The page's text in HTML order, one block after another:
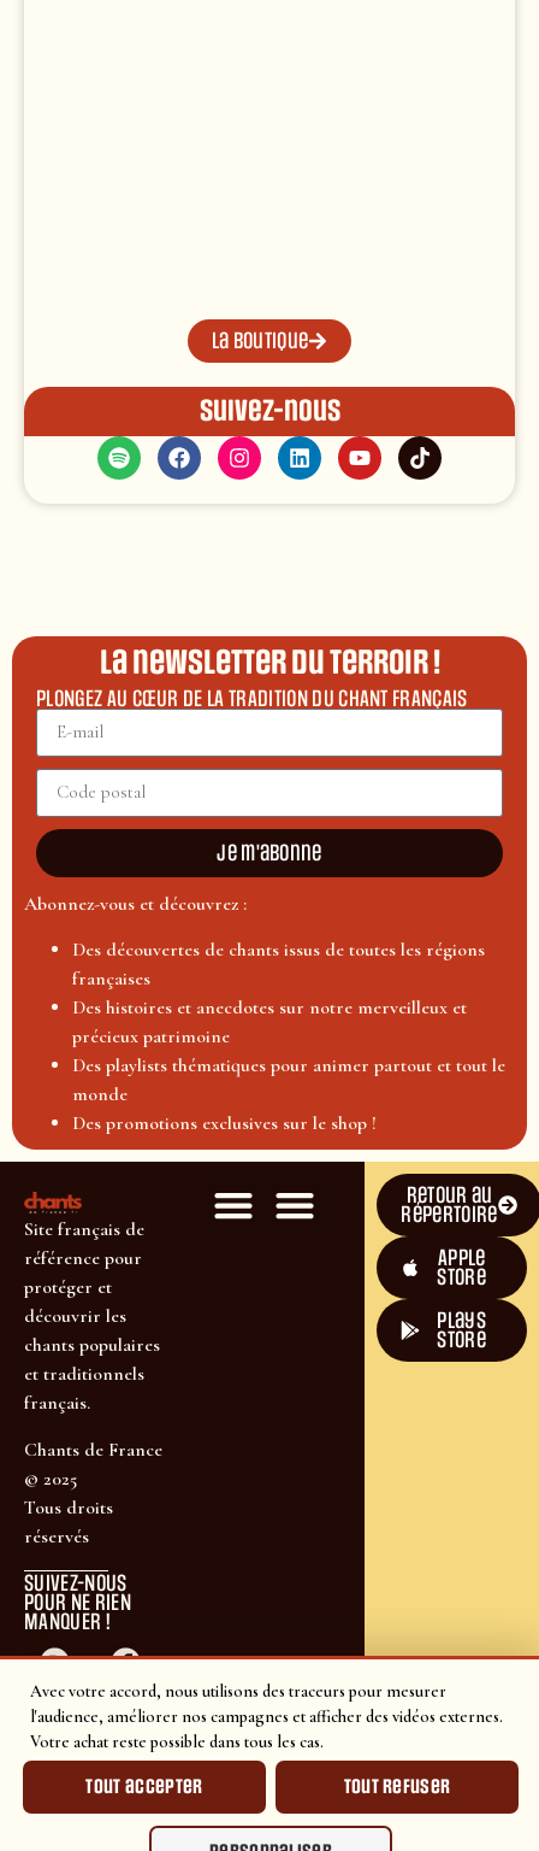
Avec votre accord, nous utilisons des traceurs pour mesurer
l'audience, améliorer nos campagnes et afficher des vidéos externes.
Votre achat reste possible dans tous les cas.
Tout accepter Tout refuser
La boutique
Suivez-nous
La newsletter du terroir !
PLONGEZ AU CŒUR DE LA TRADITION DU CHANT FRANÇAIS
Je m'abonne
Abonnez-vous et découvrez :
Des découvertes de chants issus de toutes les régions
françaises
Des histoires et anecdotes sur notre merveilleux et
précieux patrimoine
Des playlists thématiques pour animer partout et tout le
monde
Des promotions exclusives sur le shop !
Site français de
référence pour
protéger et
découvrir les
chants populaires
et traditionnels
français.
Chants de France
© 2025
Tous droits
réservés
SUIVEZ-NOUS
POUR NE RIEN
MANQUER !
Retour au
répertoire
Apple
Store
plays
store